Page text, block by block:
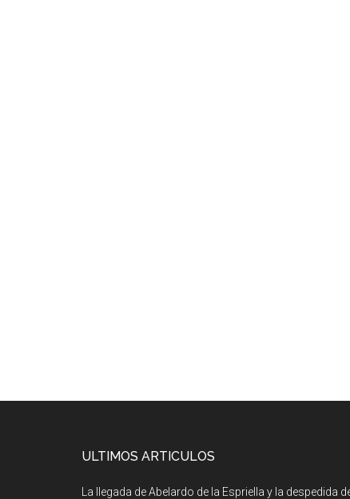
ULTIMOS ARTICULOS
La llegada de Abelardo de la Espriella y la despedida